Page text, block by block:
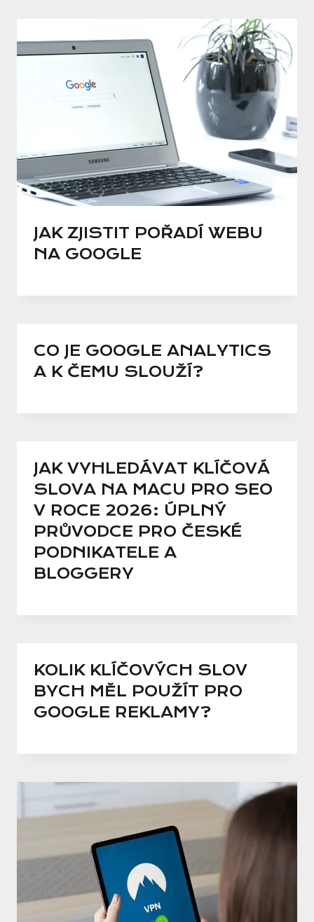
JAK ZJISTIT POŘADÍ WEBU
NA GOOGLE
CO JE GOOGLE ANALYTICS
A K ČEMU SLOUŽÍ?
JAK VYHLEDÁVAT KLÍČOVÁ
SLOVA NA MACU PRO SEO
V ROCE 2026: ÚPLNÝ
PRŮVODCE PRO ČESKÉ
PODNIKATELE A
BLOGGERY
KOLIK KLÍČOVÝCH SLOV
BYCH MĚL POUŽÍT PRO
GOOGLE REKLAMY?